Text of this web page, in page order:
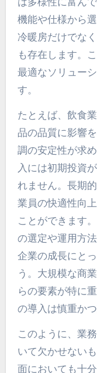
機能や仕様から
冷暖房だけでな
も存在します。
最適なソリュー
す。
たとえば、飲食
品の品質に影響
調の安定性が求
入には初期投資
れません。長期
業員の快適性向
ことができます
の選定や運用方
企業の成長にと
う。大規模な商
らの要素が特に
の導入は慎重か
このように、業
いて欠かせない
面においても十